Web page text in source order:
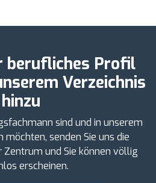
berufliches Profil
Verzeichnis
hinzu
sind und in unserem
möchten, senden Sie uns die
und Sie können völlig
erscheinen.